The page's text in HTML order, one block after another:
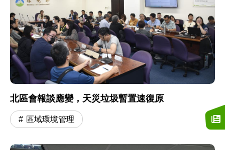
北區會報談應變，天災垃圾暫置速復原
區域環境管理